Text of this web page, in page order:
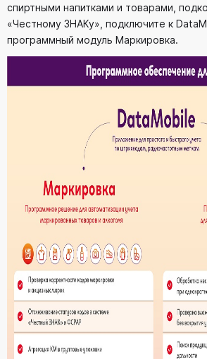
спиртными напитками и товарами,
«Честному ЗНАКу», подключите к
программный модуль Маркировка.